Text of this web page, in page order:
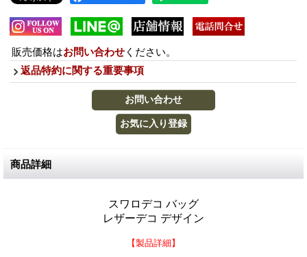
販売価格はお問い合わせ ください。
返品特約に関する重要事項
商品詳細
スワロデコ バッグ
レザーデコ デザイン
【製品詳細】